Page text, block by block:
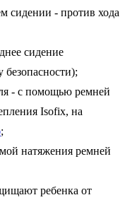
сидении - против хода
сидение
- с помощью ремней
Isofix, на
;
натяжения ремней
ребенка от